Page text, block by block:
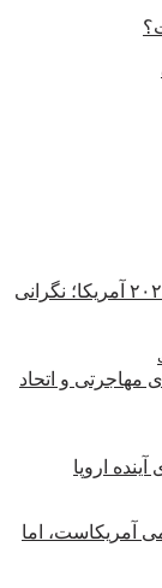
سایه سنگین بی‌اعتمادی بر سر انتخابات ۲۰۲۶ آمریکا؛ نگرانی
و اتحاد
اروپا
آمریکاست، اما